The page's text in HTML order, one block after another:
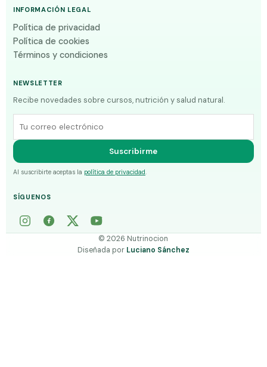
INFORMACIÓN LEGAL
Política de privacidad
Política de cookies
Términos y condiciones
NEWSLETTER
Recibe novedades sobre cursos, nutrición y salud natural.
Suscribirme
Al suscribirte aceptas la política de privacidad.
SÍGUENOS
©2026 Nutrinocion
Diseñada por Luciano Sánchez